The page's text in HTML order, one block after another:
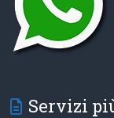
Servizi